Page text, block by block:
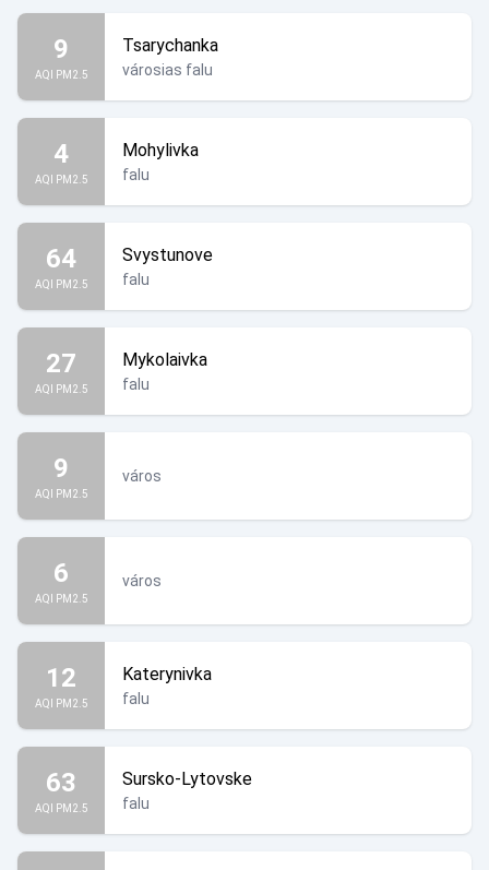
9
AQI PM2.5
Tsarychanka
városias falu
4
AQI PM2.5
Mohylivka
falu
64
AQI PM2.5
Svystunove
falu
27
AQI PM2.5
Mykolaivka
falu
9
AQI PM2.5
város
6
AQI PM2.5
város
12
AQI PM2.5
Katerynivka
falu
63
AQI PM2.5
Sursko-Lytovske
falu